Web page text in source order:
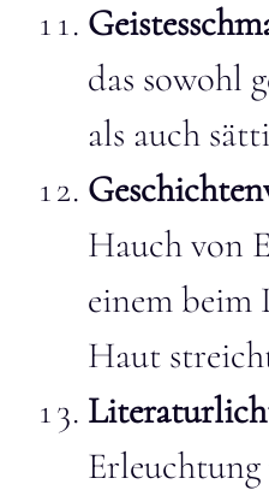
das sowohl
als auch
Hauch von
einem beim
Haut